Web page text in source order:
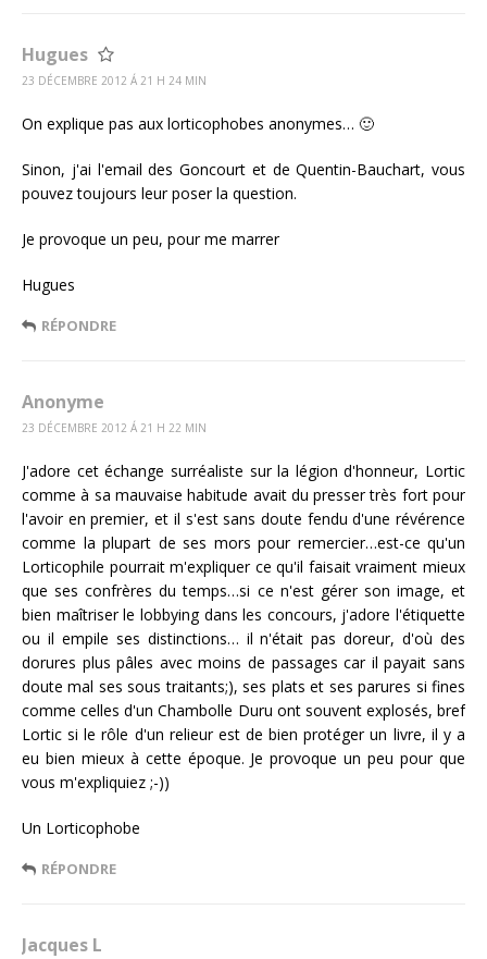
Hugues
23 DÉCEMBRE 2012 Á 21 H 24 MIN
On explique pas aux lorticophobes anonymes… 🙂
Sinon, j'ai l'email des Goncourt et de Quentin-Bauchart, vous
pouvez toujours leur poser la question.
Je provoque un peu, pour me marrer
Hugues
RÉPONDRE
Anonyme
23 DÉCEMBRE 2012 Á 21 H 22 MIN
J'adore cet échange surréaliste sur la légion d'honneur, Lortic
comme à sa mauvaise habitude avait du presser très fort pour
l'avoir en premier, et il s'est sans doute fendu d'une révérence
comme la plupart de ses mors pour remercier…est-ce qu'un
Lorticophile pourrait m'expliquer ce qu'il faisait vraiment mieux
que ses confrères du temps…si ce n'est gérer son image, et
bien maîtriser le lobbying dans les concours, j'adore l'étiquette
ou il empile ses distinctions… il n'était pas doreur, d'où des
dorures plus pâles avec moins de passages car il payait sans
doute mal ses sous traitants;), ses plats et ses parures si fines
comme celles d'un Chambolle Duru ont souvent explosés, bref
Lortic si le rôle d'un relieur est de bien protéger un livre, il y a
eu bien mieux à cette époque. Je provoque un peu pour que
vous m'expliquiez ;-))
Un Lorticophobe
RÉPONDRE
Jacques L